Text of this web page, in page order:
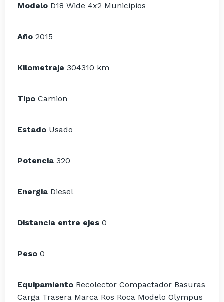
Modelo D18 Wide 4x2 Municipios
Año 2015
Kilometraje 304310 km
Tipo Camion
Estado Usado
Potencia 320
Energia Diesel
Distancia entre ejes 0
Peso 0
Equipamiento Recolector Compactador Basuras
Carga Trasera Marca Ros Roca Modelo Olympus